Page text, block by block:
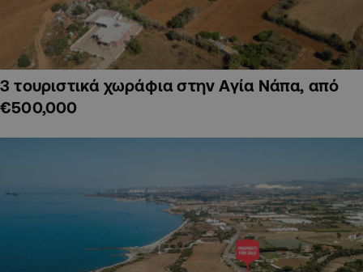
3 τουριστικά χωράφια στην Αγία Νάπα, από
€500,000